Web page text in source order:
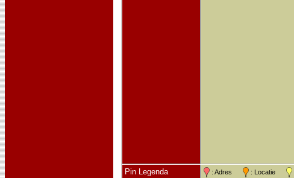
Pin Legenda : Adres : Locatie